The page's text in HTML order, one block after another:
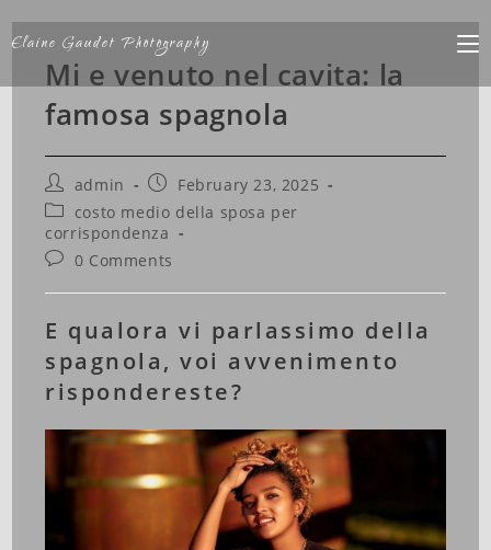
Elaine Gaudet Photography
Mi e venuto nel cavita: la
famosa spagnola
admin
February 23, 2025
costo medio della sposa per
corrispondenza
0 Comments
E qualora vi parlassimo della
spagnola, voi avvenimento
rispondereste?